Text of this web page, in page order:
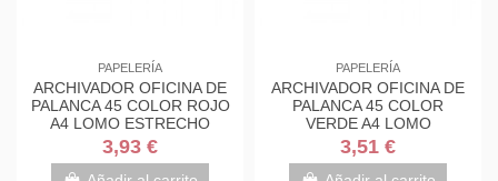
PAPELERÍA
ARCHIVADOR OFICINA DE
PALANCA 45 COLOR ROJO
A4 LOMO ESTRECHO
290X320X55 GRAFOPLAS
17269351
3,93 €
PAPELERÍA
ARCHIVADOR OFICINA DE
PALANCA 45 COLOR
VERDE A4 LOMO
ESTRECHO 290X320X55
GRAFOPLAS...
3,51 €